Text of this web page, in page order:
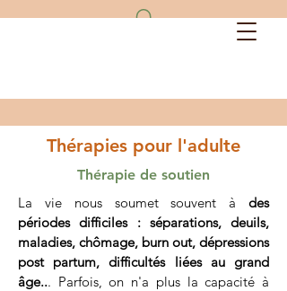
Thérapies pour l'adulte
Thérapie de soutien
La vie nous soumet souvent à des
périodes difficiles : séparations, deuils,
maladies, chômage, burn out, dépressions
post partum, difficultés liées au grand
âge... Parfois, on n'a plus la capacité à